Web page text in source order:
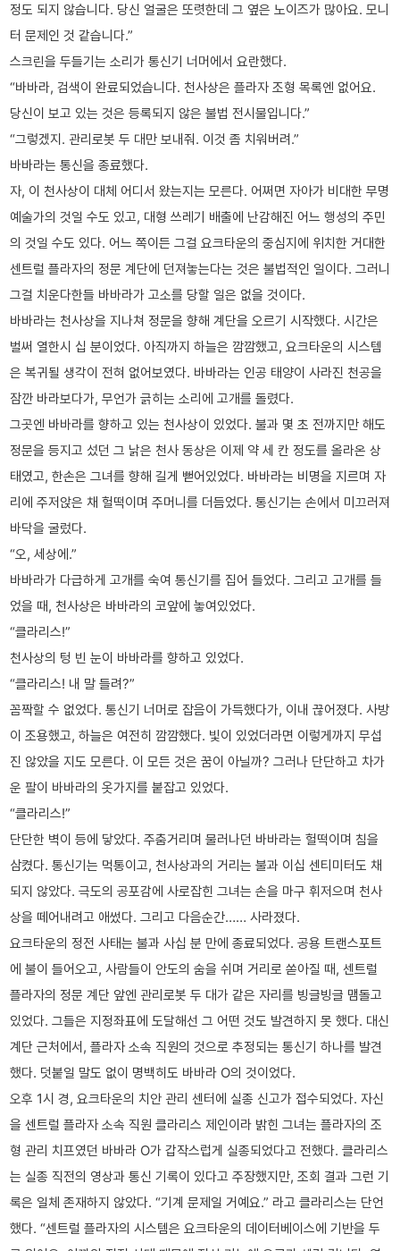
정도 되지 않습니다. 당신 얼굴은 또렷한데 그 옆은 노이즈가 많아요. 모니
터 문제인 것 같습니다.”
스크린을 두들기는 소리가 통신기 너머에서 요란했다.
“바바라, 검색이 완료되었습니다. 천사상은 플라자 조형 목록엔 없어요.
당신이 보고 있는 것은 등록되지 않은 불법 전시물입니다.”
“그렇겠지. 관리로봇 두 대만 보내줘. 이것 좀 치워버려.”
바바라는 통신을 종료했다.
자, 이 천사상이 대체 어디서 왔는지는 모른다. 어쩌면 자아가 비대한 무명
예술가의 것일 수도 있고, 대형 쓰레기 배출에 난감해진 어느 행성의 주민
의 것일 수도 있다. 어느 쪽이든 그걸 요크타운의 중심지에 위치한 거대한
센트럴 플라자의 정문 계단에 던져놓는다는 것은 불법적인 일이다. 그러니
그걸 치운다한들 바바라가 고소를 당할 일은 없을 것이다.
바바라는 천사상을 지나쳐 정문을 향해 계단을 오르기 시작했다. 시간은
벌써 열한시 십 분이었다. 아직까지 하늘은 깜깜했고, 요크타운의 시스템
은 복귀될 생각이 전혀 없어보였다. 바바라는 인공 태양이 사라진 천공을
잠깐 바라보다가, 무언가 긁히는 소리에 고개를 돌렸다.
그곳엔 바바라를 향하고 있는 천사상이 있었다. 불과 몇 초 전까지만 해도
정문을 등지고 섰던 그 낡은 천사 동상은 이제 약 세 칸 정도를 올라온 상
태였고, 한손은 그녀를 향해 길게 뻗어있었다. 바바라는 비명을 지르며 자
리에 주저앉은 채 헐떡이며 주머니를 더듬었다. 통신기는 손에서 미끄러져
바닥을 굴렀다.
“오, 세상에.”
바바라가 다급하게 고개를 숙여 통신기를 집어 들었다. 그리고 고개를 들
었을 때, 천사상은 바바라의 코앞에 놓여있었다.
“클라리스!”
천사상의 텅 빈 눈이 바바라를 향하고 있었다.
“클라리스! 내 말 들려?”
꼼짝할 수 없었다. 통신기 너머로 잡음이 가득했다가, 이내 끊어졌다. 사방
이 조용했고, 하늘은 여전히 깜깜했다. 빛이 있었더라면 이렇게까지 무섭
진 않았을 지도 모른다. 이 모든 것은 꿈이 아닐까? 그러나 단단하고 차가
운 팔이 바바라의 옷가지를 붙잡고 있었다.
“클라리스!”
단단한 벽이 등에 닿았다. 주춤거리며 물러나던 바바라는 헐떡이며 침을
삼켰다. 통신기는 먹통이고, 천사상과의 거리는 불과 이십 센티미터도 채
되지 않았다. 극도의 공포감에 사로잡힌 그녀는 손을 마구 휘저으며 천사
상을 떼어내려고 애썼다. 그리고 다음순간…… 사라졌다.
요크타운의 정전 사태는 불과 사십 분 만에 종료되었다. 공용 트랜스포트
에 불이 들어오고, 사람들이 안도의 숨을 쉬며 거리로 쏟아질 때, 센트럴
플라자의 정문 계단 앞엔 관리로봇 두 대가 같은 자리를 빙글빙글 맴돌고
있었다. 그들은 지정좌표에 도달해선 그 어떤 것도 발견하지 못 했다. 대신
계단 근처에서, 플라자 소속 직원의 것으로 추정되는 통신기 하나를 발견
했다. 덧붙일 말도 없이 명백히도 바바라 O의 것이었다.
오후 1시 경, 요크타운의 치안 관리 센터에 실종 신고가 접수되었다. 자신
을 센트럴 플라자 소속 직원 클라리스 제인이라 밝힌 그녀는 플라자의 조
형 관리 치프였던 바바라 O가 갑작스럽게 실종되었다고 전했다. 클라리스
는 실종 직전의 영상과 통신 기록이 있다고 주장했지만, 조회 결과 그런 기
록은 일체 존재하지 않았다. “기계 문제일 거예요.” 라고 클라리스는 단언
했다. “센트럴 플라자의 시스템은 요크타운의 데이터베이스에 기반을 두